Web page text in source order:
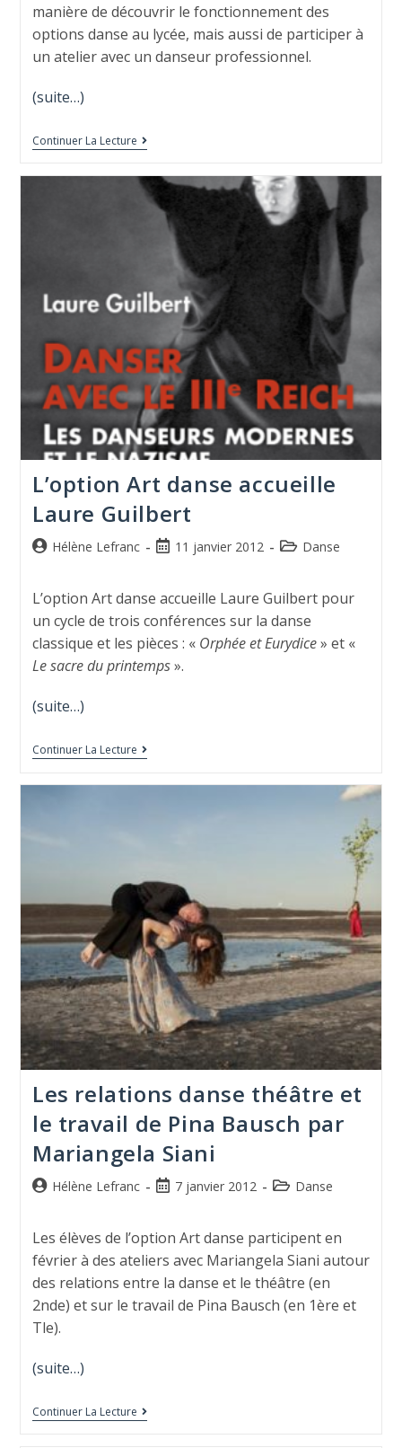
manière de découvrir le fonctionnement des
options danse au lycée, mais aussi de participer à
un atelier avec un danseur professionnel.
(suite…)
Continuer La Lecture
L’option Art danse accueille
Laure Guilbert
Hélène Lefranc 11 janvier 2012 Danse
L’option Art danse accueille Laure Guilbert pour
un cycle de trois conférences sur la danse
classique et les pièces : « Orphée et Eurydice» et «
Le sacre du printemps».
(suite…)
Continuer La Lecture
Les relations danse théâtre et
le travail de Pina Bausch par
Mariangela Siani
Hélène Lefranc 7 janvier 2012 Danse
Les élèves de l’option Art danse participent en
février à des ateliers avec Mariangela Siani autour
des relations entre la danse et le théâtre (en
2nde) et sur le travail de Pina Bausch (en 1ère et
Tle).
(suite…)
Continuer La Lecture